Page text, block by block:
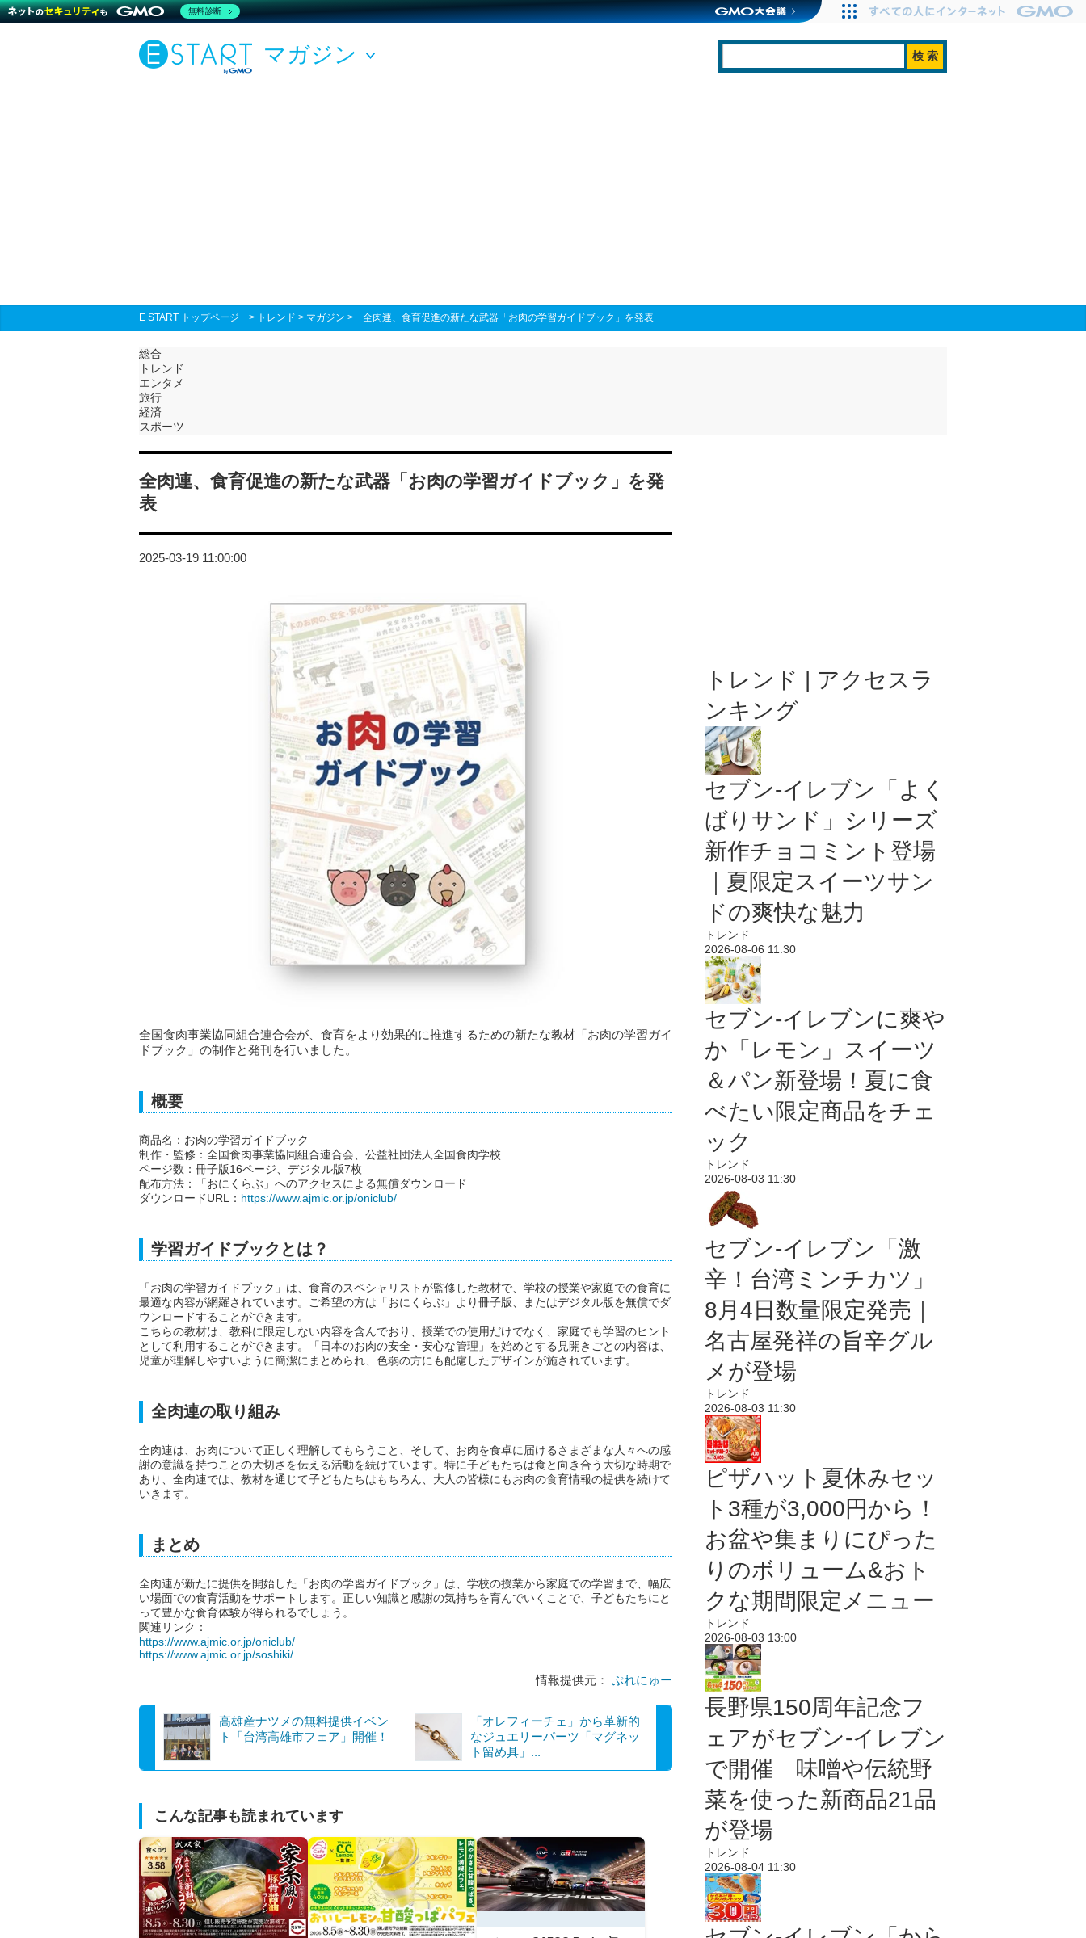
マガジン
E START トップページ > トレンド > マガジン > 全肉連、食育促進の新たな武器「お肉の学習ガイドブック」を発表
総合
トレンド
エンタメ
旅行
経済
スポーツ
全肉連、食育促進の新たな武器「お肉の学習ガイドブック」を発
表
2025-03-19 11:00:00
全国食肉事業協同組合連合会が、食育をより効果的に推進するための新たな教材「お肉の学習ガイ
ドブック」の制作と発刊を行いました。
概要
商品名：お肉の学習ガイドブック
制作・監修：全国食肉事業協同組合連合会、公益社団法人全国食肉学校
ページ数：冊子版16ページ、デジタル版7枚
配布方法：「おにくらぶ」へのアクセスによる無償ダウンロード
ダウンロードURL： https://www.ajmic.or.jp/oniclub/
学習ガイドブックとは？
「お肉の学習ガイドブック」は、食育のスペシャリストが監修した教材で、学校の授業や家庭での食育に
最適な内容が網羅されています。ご希望の方は「おにくらぶ」より冊子版、またはデジタル版を無償でダ
ウンロードすることができます。
こちらの教材は、教科に限定しない内容を含んでおり、授業での使用だけでなく、家庭でも学習のヒント
として利用することができます。「日本のお肉の安全・安心な管理」を始めとする見開きごとの内容は、
児童が理解しやすいように簡潔にまとめられ、色弱の方にも配慮したデザインが施されています。
全肉連の取り組み
全肉連は、お肉について正しく理解してもらうこと、そして、お肉を食卓に届けるさまざまな人々への感
謝の意識を持つことの大切さを伝える活動を続けています。特に子どもたちは食と向き合う大切な時期で
あり、全肉連では、教材を通じて子どもたちはもちろん、大人の皆様にもお肉の食育情報の提供を続けて
いきます。
まとめ
全肉連が新たに提供を開始した「お肉の学習ガイドブック」は、学校の授業から家庭での学習まで、幅広
い場面での食育活動をサポートします。正しい知識と感謝の気持ちを育んでいくことで、子どもたちにと
って豊かな食育体験が得られるでしょう。
関連リンク：
https://www.ajmic.or.jp/oniclub/
https://www.ajmic.or.jp/soshiki/
情報提供元： ぷれにゅー
高雄産ナツメの無料提供イベン
ト「台湾高雄市フェア」開催！
「オレフィーチェ」から革新的
なジュエリーパーツ「マグネッ
ト留め具」...
こんな記事も読まれています
トレンド | アクセスラ
ンキング
セブン‐イレブン「よく
ばりサンド」シリーズ
新作チョコミント登場
｜夏限定スイーツサン
ドの爽快な魅力
トレンド
2026-08-06 11:30
セブン‐イレブンに爽や
か「レモン」スイーツ
＆パン新登場！夏に食
べたい限定商品をチェ
ック
トレンド
2026-08-03 11:30
セブン-イレブン「激
辛！台湾ミンチカツ」
8月4日数量限定発売｜
名古屋発祥の旨辛グル
メが登場
トレンド
2026-08-03 11:30
ピザハット夏休みセッ
ト3種が3,000円から！
お盆や集まりにぴった
りのボリューム&おト
クな期間限定メニュー
トレンド
2026-08-03 13:00
長野県150周年記念フ
ェアがセブン-イレブン
で開催 味噌や伝統野
菜を使った新商品21品
が登場
トレンド
2026-08-04 11:30
無料診断